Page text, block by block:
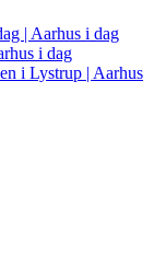
| Aarhus i dag
i dag
i Lystrup | Aarhus